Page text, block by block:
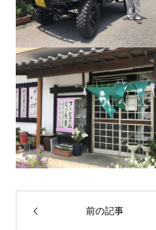
前の記事